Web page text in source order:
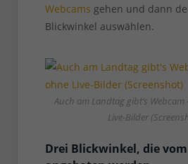
Webcams gehen und dann
Blickwinkel auswählen.
Auch am Landtag gibt’s
Live-Bilder
Drei Blickwinkel, die